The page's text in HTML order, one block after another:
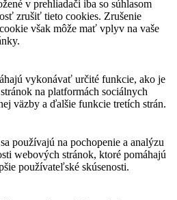
v prehliadači iba so súhlasom
zrušiť tieto cookies. Zrušenie
však môže mať vplyv na vaše
vykonávať určité funkcie, ako je
na platformách sociálnych
väzby a ďalšie funkcie tretích strán.
používajú na pochopenie a analýzu
webových stránok, ktoré pomáhajú
používateľské skúsenosti.